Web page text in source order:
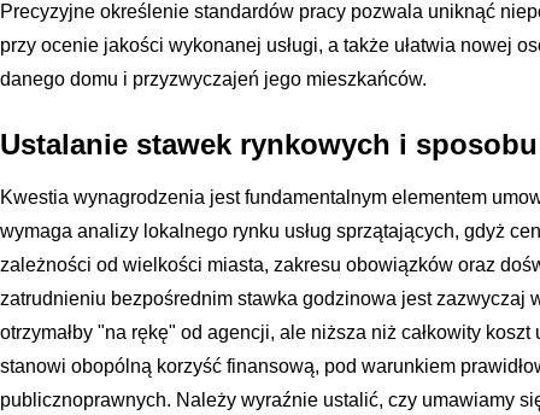
Precyzyjne określenie standardów pracy pozwala uniknąć
przy ocenie jakości wykonanej usługi, a także ułatwia nowej
danego domu i przyzwyczajeń jego mieszkańców.
Ustalanie stawek rynkowych i
Kwestia wynagrodzenia jest fundamentalnym elementem
wymaga analizy lokalnego rynku usług sprzątających, gdyż
zależności od wielkości miasta, zakresu obowiązków oraz
zatrudnieniu bezpośrednim stawka godzinowa jest zazwyczaj
otrzymałby "na rękę" od agencji, ale niższa niż całkowity
stanowi obopólną korzyść finansową, pod warunkiem
publicznoprawnych. Należy wyraźnie ustalić, czy umawiamy